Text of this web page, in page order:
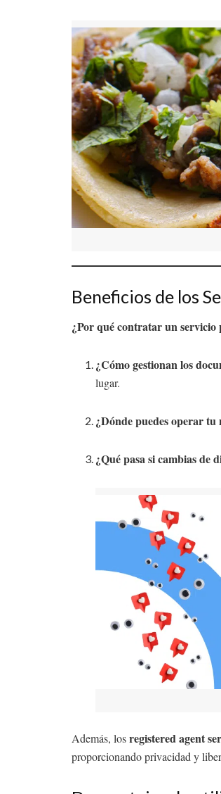
Beneficios de los
¿Por qué contratar un servicio
¿Cómo gestionan los
lugar.
¿Dónde puedes operar tu
¿Qué pasa si cambias de
Además, losregistered agent
proporcionando privacidad y